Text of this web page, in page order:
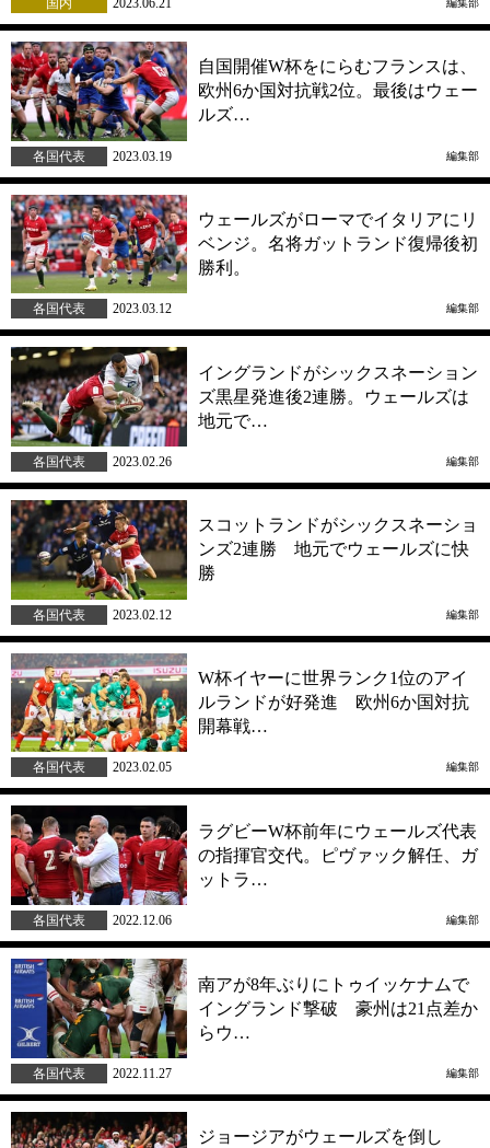
国内 2023.06.21 編集部
自国開催W杯をにらむフランスは、
欧州6か国対抗戦2位。最後はウェー
ルズ…
各国代表 2023.03.19 編集部
ウェールズがローマでイタリアにリ
ベンジ。名将ガットランド復帰後初
勝利。
各国代表 2023.03.12 編集部
イングランドがシックスネーション
ズ黒星発進後2連勝。ウェールズは
地元で…
各国代表 2023.02.26 編集部
スコットランドがシックスネーショ
ンズ2連勝 地元でウェールズに快
勝
各国代表 2023.02.12 編集部
W杯イヤーに世界ランク1位のアイ
ルランドが好発進 欧州6か国対抗
開幕戦…
各国代表 2023.02.05 編集部
ラグビーW杯前年にウェールズ代表
の指揮官交代。ピヴァック解任、ガ
ットラ…
各国代表 2022.12.06 編集部
南アが8年ぶりにトゥイッケナムで
イングランド撃破 豪州は21点差か
らウ…
各国代表 2022.11.27 編集部
ジョージアがウェールズを倒し